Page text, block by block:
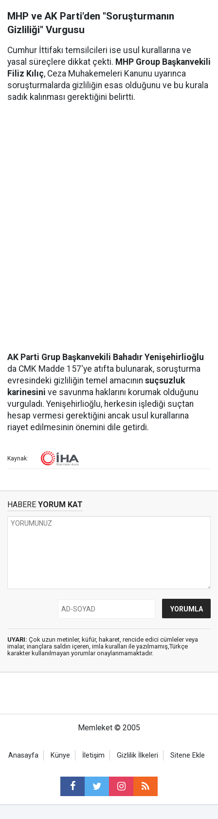
MHP ve AK Parti'den "Soruşturmanın
Gizliliği" Vurgusu
Cumhur İttifakı temsilcileri ise usul kurallarına ve
yasal süreçlere dikkat çekti. MHP Group Başkanvekili
Filiz Kılıç, Ceza Muhakemeleri Kanunu uyarınca
soruşturmalarda gizliliğin esas olduğunu ve bu kurala
sadık kalınması gerektiğini belirtti.
AK Parti Grup Başkanvekili Bahadır Yenişehirlioğlu
da CMK Madde 157'ye atıfta bulunarak, soruşturma
evresindeki gizliliğin temel amacının suçsuzluk
karinesini ve savunma haklarını korumak olduğunu
vurguladı. Yenişehirlioğlu, herkesin işlediği suçtan
hesap vermesi gerektiğini ancak usul kurallarına
riayet edilmesinin önemini dile getirdi.
Kaynak:
HABERE YORUM KAT
UYARI: Çok uzun metinler, küfür, hakaret, rencide edici cümleler veya
imalar, inançlara saldırı içeren, imla kuralları ile yazılmamış,Türkçe
karakter kullanılmayan yorumlar onaylanmamaktadır.
Memleket © 2005
Anasayfa Künye İletişim Gizlilik İlkeleri Sitene Ekle